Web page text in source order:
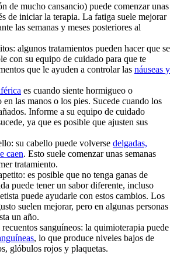
de mucho cansancio) puede comenzar unas
de iniciar la terapia. La fatiga suele mejorar
las semanas y meses posteriores al
algunos tratamientos pueden hacer que se
con su equipo de cuidado para que te
que le ayuden a controlar las náuseas y
es cuando siente hormigueo o
en las manos o los pies. Sucede cuando los
Informe a su equipo de cuidado
ya que es posible que ajusten sus
su cabello puede volverse delgadas,
caen. Esto suele comenzar unas semanas
tratamiento.
es posible que no tenga ganas de
puede tener un sabor diferente, incluso
puede ayudarle con estos cambios. Los
suelen mejorar, pero en algunas personas
un año.
sanguíneos: la quimioterapia puede
, lo que produce niveles bajos de
glóbulos rojos y plaquetas.